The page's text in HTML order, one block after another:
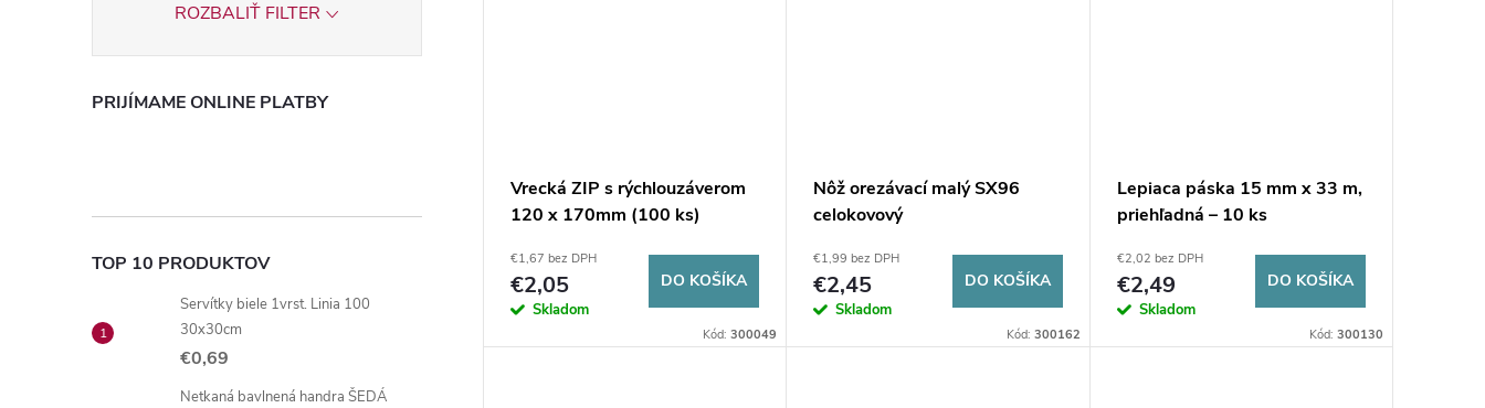
ROZBALIŤ FILTER
PRIJÍMAME ONLINE PLATBY
TOP 10 PRODUKTOV
Servítky biele 1vrst. Linia 100
30x30cm
€0,69
Netkaná bavlnená handra ŠEDÁ
Vrecká ZIP s rýchlouzáverom
120 x 170mm (100 ks)
€1,67 bez DPH
€2,05
Skladom
DO KOŠÍKA
Kód:300049
Nôž orezávací malý SX96
celokovový
€1,99 bez DPH
€2,45
Skladom
DO KOŠÍKA
Kód: 300162
Lepiaca páska 15 mm x 33 m,
priehľadná – 10 ks
€2,02 bez DPH
€2,49
Skladom
DO KOŠÍKA
Kód: 300130